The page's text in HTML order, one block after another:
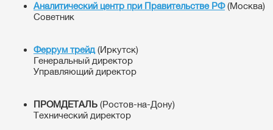
Аналитический центр при Правительстве РФ(Москва)
Советник
Феррум трейд(Иркутск)
Генеральный директор
Управляющий директор
ПРОМДЕТАЛЬ (Ростов-на-Дону)
Технический директор